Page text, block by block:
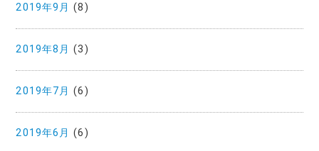
2019年9月 (8)
2019年8月 (3)
2019年7月 (6)
2019年6月 (6)